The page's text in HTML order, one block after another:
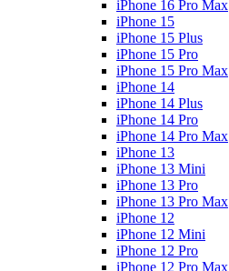
iPhone 16 Pro Max
iPhone 15
iPhone 15 Plus
iPhone 15 Pro
iPhone 15 Pro Max
iPhone 14
iPhone 14 Plus
iPhone 14 Pro
iPhone 14 Pro Max
iPhone 13
iPhone 13 Mini
iPhone 13 Pro
iPhone 13 Pro Max
iPhone 12
iPhone 12 Mini
iPhone 12 Pro
iPhone 12 Pro Max